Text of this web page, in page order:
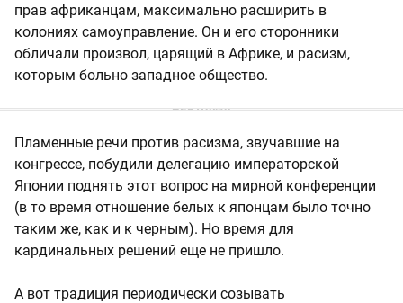
прав африканцам, максимально расширить в
колониях самоуправление. Он и его сторонники
обличали произвол, царящий в Африке, и расизм,
которым больно западное общество.
Пламенные речи против расизма, звучавшие на
конгрессе, побудили делегацию императорской
Японии поднять этот вопрос на мирной конференции
(в то время отношение белых к японцам было точно
таким же, как и к черным). Но время для
кардинальных решений еще не пришло.
А вот традиция периодически созывать